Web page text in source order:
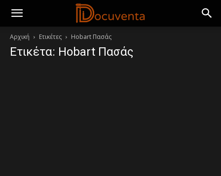
Αρχική Ετικέτες Hobart Πασάς
Ετικέτα: Hobart Πασάς